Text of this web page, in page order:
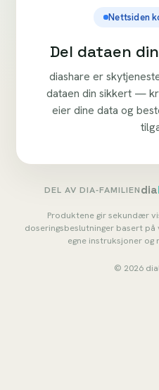
Nettsiden
Del dataen
diashare er
dataen din sikkert —
eier dine data og
DEL AV DIA-FAMILIENdia
Produktene gir sekundær
doseringsbeslutninger basert
egne instruksjoner og
© 2026